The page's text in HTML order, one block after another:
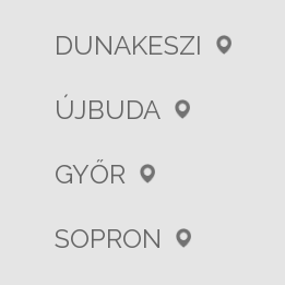
DUNAKESZI
ÚJBUDA
GYŐR
SOPRON